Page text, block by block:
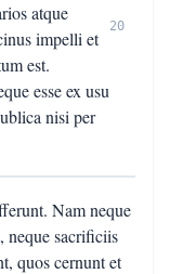
atque
impelli et
est.
esse ex usu
nisi per
20
Nam neque
neque sacrificiis
quos cernunt et